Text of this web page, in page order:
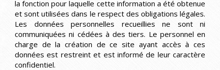
la fonction pour laquelle cette information a été obtenue
et sont utilisées dans le respect des obligations légales.
Les données personnelles recueillies ne sont ni
communiquées ni cédées à des tiers. Le personnel en
charge de la création de ce site ayant accès à ces
données est restreint et est informé de leur caractère
confidentiel.